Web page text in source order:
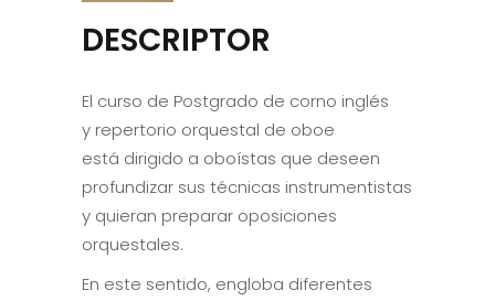
DESCRIPTOR
El curso de Postgrado de corno inglés
y repertorio orquestal de oboe
está dirigido a oboístas que deseen
profundizar sus técnicas instrumentistas
y quieran preparar oposiciones
orquestales.
En este sentido, engloba diferentes